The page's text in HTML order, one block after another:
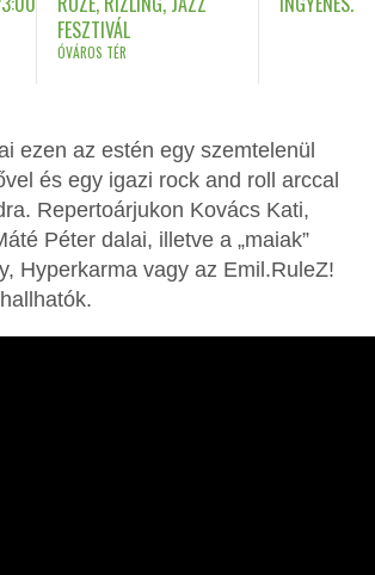
FESZTIVÁL
ÓVÁROS TÉR
ezen az estén egy szemtelenül
és egy igazi rock and roll arccal
Repertoárjukon Kovács Kati,
Péter dalai, illetve a „maiak”
Hyperkarma vagy az Emil.RuleZ!